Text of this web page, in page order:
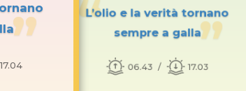
17.04
L’olio e la verità tornano
sempre a galla
06.43 17.03